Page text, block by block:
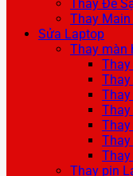
Thay Đế
Thay Main
Sửa Laptop
Thay màn
Thay pin